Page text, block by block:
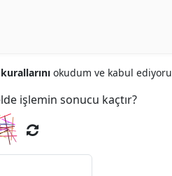
okudum ve kabul
işlemin sonucu kaçtır?